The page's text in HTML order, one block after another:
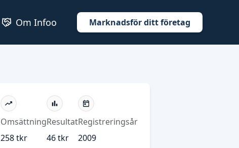
Om Infoo Marknadsför ditt företag
Omsättning
258 tkr
Resultat
46 tkr
Registreringsår
2009